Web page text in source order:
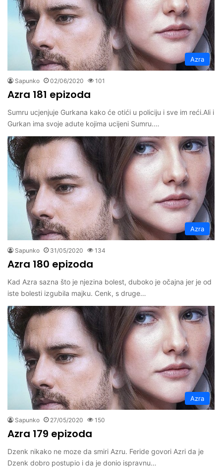
Azra
Sapunko 02/06/2020 101
Azra 181 epizoda
Sumru ucjenjuje Gurkana kako će otići u policiju i sve im reći.Ali i
Gurkan ima svoje adute kojima ucijeni Sumru.…
Azra
Sapunko 31/05/2020 134
Azra 180 epizoda
Kad Azra sazna što je njezina bolest, duboko je očajna jer je od
iste bolesti izgubila majku. Cenk, s druge…
Azra
Sapunko 27/05/2020 150
Azra 179 epizoda
Dzenk nikako ne moze da smiri Azru. Feride govori Azri da je
Dzenk dobro postupio i da je donio ispravnu…